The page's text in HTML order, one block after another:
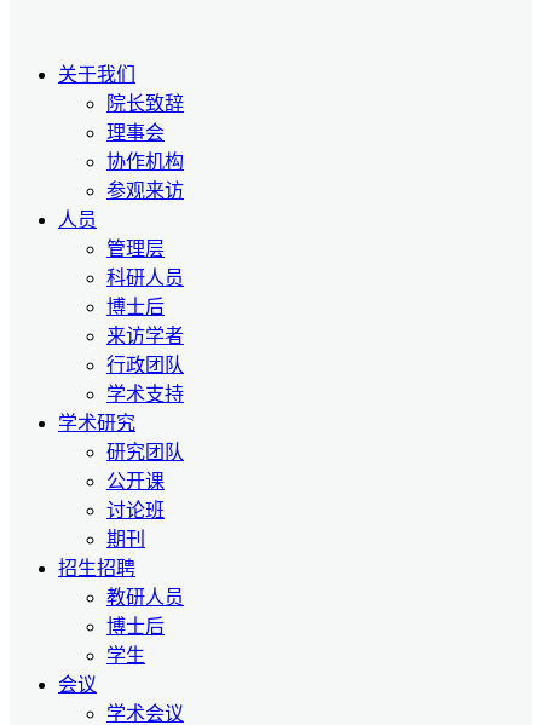
关于我们
院长致辞
理事会
协作机构
参观来访
人员
管理层
科研人员
博士后
来访学者
行政团队
学术支持
学术研究
研究团队
公开课
讨论班
期刊
招生招聘
教研人员
博士后
学生
会议
学术会议